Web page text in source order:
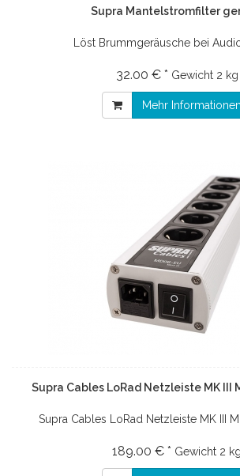
Supra Mantelstromfilter
Löst Brummgeräusche bei
32.00 € * Gewicht 2 kg
Mehr Informationen
Supra Cables LoRad Netzleiste MK III
Supra Cables LoRad Netzleiste MK III
189.00 € * Gewicht 2 kg